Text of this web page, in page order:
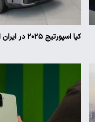
کیا اسپورتیج ۲۰۲۵ در ایران ارزش خرید دارد؟